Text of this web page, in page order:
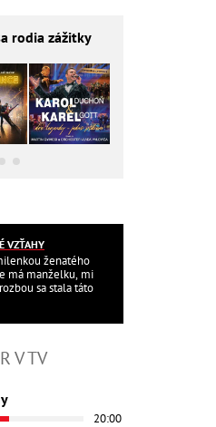
rodia zážitky
VZŤAHY
ženatého
má manželku, mi
sa stala táto
V TV
20:00